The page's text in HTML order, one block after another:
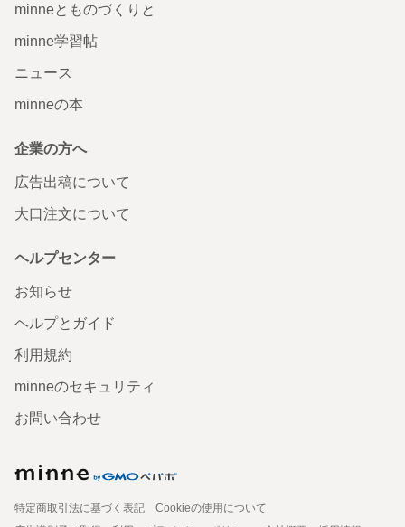
minneとものづくりと
minne学習帖
ニュース
minneの本
企業の方へ
広告出稿について
大口注文について
ヘルプセンター
お知らせ
ヘルプとガイド
利用規約
minneのセキュリティ
お問い合わせ
特定商取引法に基づく表記
Cookieの使用について